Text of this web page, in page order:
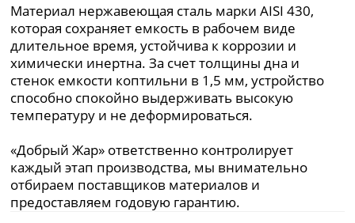
Материал нержавеющая сталь марки AISI 430,
которая сохраняет емкость в рабочем виде
длительное время, устойчива к коррозии и
химически инертна. За счет толщины дна и
стенок емкости коптильни в 1,5 мм, устройство
способно спокойно выдерживать высокую
температуру и не деформироваться.
«Добрый Жар» ответственно контролирует
каждый этап производства, мы внимательно
отбираем поставщиков материалов и
предоставляем годовую гарантию.